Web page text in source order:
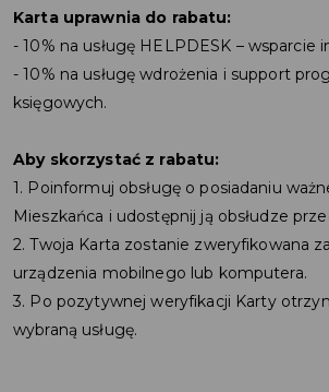
Karta uprawnia do rabatu:
- 10% na usługę HELPDESK – wsparcie
- 10% na usługę wdrożenia i support
księgowych.
Aby skorzystać z rabatu:
1. Poinformuj obsługę o posiadaniu
Mieszkańca i udostępnij ją obsłudze
2. Twoja Karta zostanie zweryfikowana
urządzenia mobilnego lub komputera.
3. Po pozytywnej weryfikacji Karty
wybraną usługę.